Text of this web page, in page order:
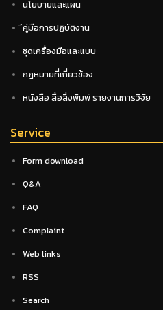
นโยบายและแผน
ึคู่มือการปฏิบัติงาน
ชุดเครื่องมือและแบบ
กฎหมายที่เกี่ยวข้อง
หนังสือ สื่อสิ่งพิมพ์ รายงานการวิจัย
Service
Form download
Q&A
FAQ
Complaint
Web links
RSS
Search